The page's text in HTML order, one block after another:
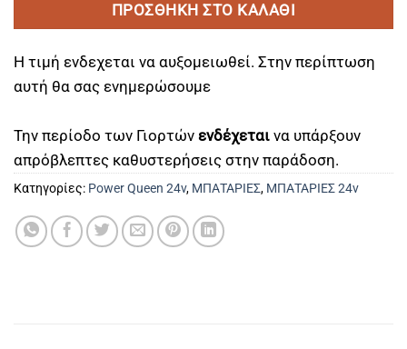
ΠΡΟΣΘΉΚΗ ΣΤΟ ΚΑΛΆΘΙ
Η τιμή ενδεχεται να αυξομειωθεί. Στην περίπτωση
αυτή θα σας ενημερώσουμε
Την περίοδο των Γιορτών ενδέχεται να υπάρξουν
απρόβλεπτες καθυστερήσεις στην παράδοση.
Κατηγορίες: Power Queen 24v, ΜΠΑΤΑΡΙΕΣ, ΜΠΑΤΑΡΙΕΣ 24v